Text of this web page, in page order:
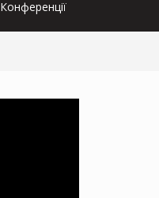
Конференції